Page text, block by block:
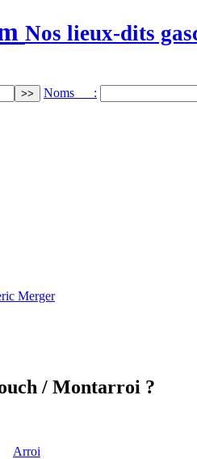
Nos lieux-dits
Noms :
Merger
/ Montarroi ?
Arroi